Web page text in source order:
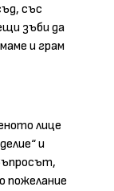
със
зъби да
и грам
лице
и
пожелание